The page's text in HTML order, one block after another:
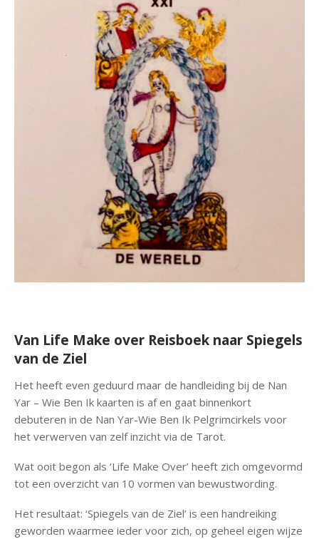
Van Life Make over Reisboek naar Spiegels
van de Ziel
Het heeft even geduurd maar de handleiding bij de Nan
Yar – Wie Ben Ik kaarten is af en gaat binnenkort
debuteren in de Nan Yar-Wie Ben Ik Pelgrimcirkels voor
het verwerven van zelf inzicht via de Tarot.
Wat ooit begon als ‘Life Make Over’ heeft zich omgevormd
tot een overzicht van 10 vormen van bewustwording.
Het resultaat: ‘Spiegels van de Ziel’ is een handreiking
geworden waarmee ieder voor zich, op geheel eigen wijze